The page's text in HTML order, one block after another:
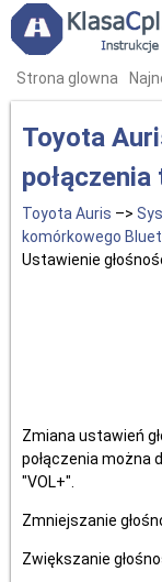
Strona glowna
Toyota
Toyota Auris –>
komórkowego
Ustawienie
Zmiana ustawień
połączenia można
"VOL+".
Zmniejszanie
Zwiększanie